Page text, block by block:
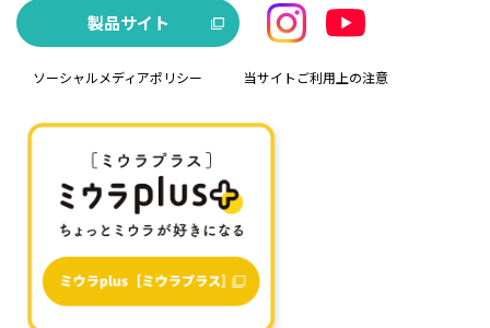
製品サイト
ソーシャルメディアポリシー 当サイトご利用上の注意